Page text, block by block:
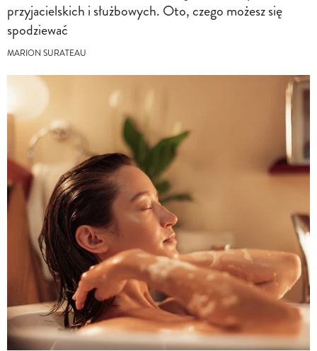
przyjacielskich i służbowych. Oto, czego możesz się
spodziewać
MARION SURATEAU